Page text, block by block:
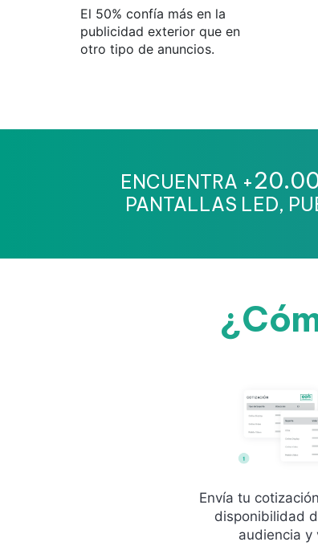
El 50% confía más en la
publicidad exterior que en
otro tipo de anuncios.
ENCUENTRA +
PANTALLAS LED,
Envía tu
disponibilidad
audiencia y